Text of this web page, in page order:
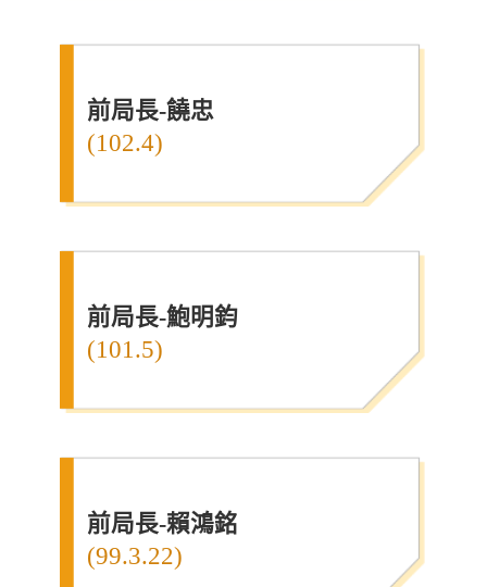
前局長-饒忠
(102.4)
前局長-鮑明鈞
(101.5)
前局長-賴鴻銘
(99.3.22)